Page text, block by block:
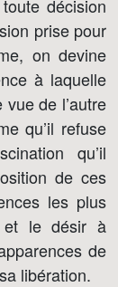
décision
prise pour
on devine
à laquelle
de l’autre
qu’il refuse
qu’il
de ces
les plus
et le désir à
de
libération.